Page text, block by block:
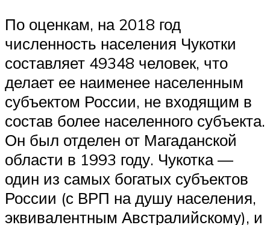
По оценкам, на 2018 год
численность населения Чукотки
составляет 49348 человек, что
делает ее наименее населенным
субъектом России, не входящим в
состав более населенного субъекта.
Он был отделен от Магаданской
области в 1993 году. Чукотка —
один из самых богатых субъектов
России (с ВРП на душу населения,
эквивалентным Австралийскому), и